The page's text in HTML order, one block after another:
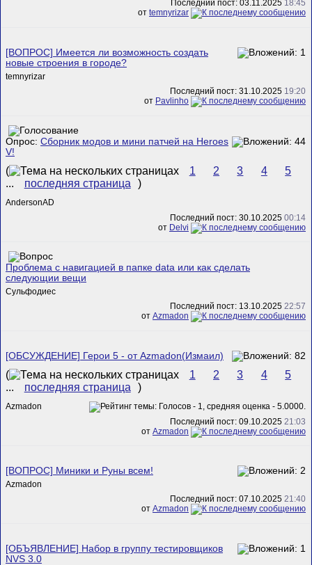
Последний пост: 03.11.2025 18:45
от temnyrizar
[ВОПРОС] Имеется ли возможность создать
новые строения в городе?
temnyrizar
Последний пост: 31.10.2025 19:20
от Pavlinho
Опрос: Сборник модов и мини патчей на Heroes
V!
( 1 2 3 4
5
...
последняя страница )
AndersonAD
Последний пост: 30.10.2025 00:14
от Delvi
Проблема с навигацией в папке data или как сделать
следующии вещи
Сульфодиес
Последний пост: 13.10.2025 22:57
от Azmadon
[ОБСУЖДЕНИЕ] Герои 5 - от Azmadon(Измаил)
( 1 2 3 4
5
...
последняя страница )
Azmadon
Последний пост: 09.10.2025 21:03
от Azmadon
[ВОПРОС] Миники и Руны всем!
Azmadon
Последний пост: 07.10.2025 21:40
от Azmadon
[ОБЪЯВЛЕНИЕ] Набор в группу тестировщиков
NVS 3.0